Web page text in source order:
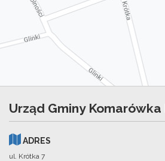
Urząd Gminy
ADRES
ul. Krótka 7